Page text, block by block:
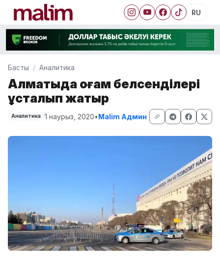
RU
Басты Аналитика
Алматыда қоғам белсенділері
ұсталып жатыр
Аналитика 1 наурыз, 2020•Malim Админ